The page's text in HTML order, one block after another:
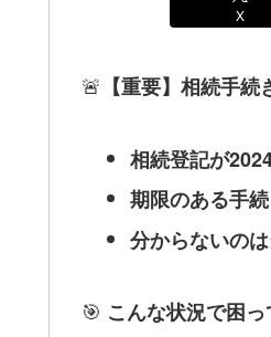
X
🚨 【重要】相続手
相続登記が
期限のある手
分からないの
🎯 こんな状況で困